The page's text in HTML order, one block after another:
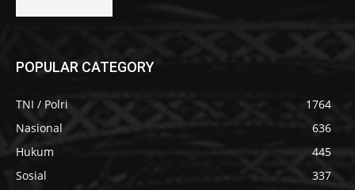
POPULAR CATEGORY
TNI / Polri
1764
Nasional
636
Hukum
445
Sosial
337